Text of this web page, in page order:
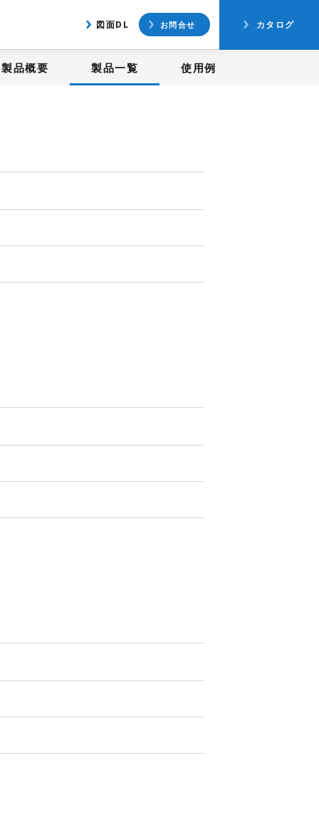
図面DL お問合せ カタログ
製品概要 製品一覧 使用例